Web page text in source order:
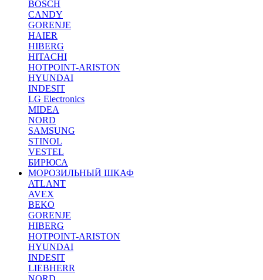
BOSCH
CANDY
GORENJE
HAIER
HIBERG
HITACHI
HOTPOINT-ARISTON
HYUNDAI
INDESIT
LG Electronics
MIDEA
NORD
SAMSUNG
STINOL
VESTEL
БИРЮСА
МОРОЗИЛЬНЫЙ ШКАФ
ATLANT
AVEX
BEKO
GORENJE
HIBERG
HOTPOINT-ARISTON
HYUNDAI
INDESIT
LIEBHERR